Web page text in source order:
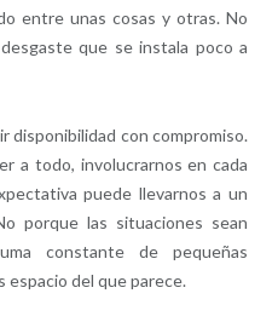
entre unas cosas y otras. No
que se instala poco a
disponibilidad con compromiso.
a todo, involucrarnos en cada
puede llevarnos a un
porque las situaciones sean
constante de pequeñas
espacio del que parece.